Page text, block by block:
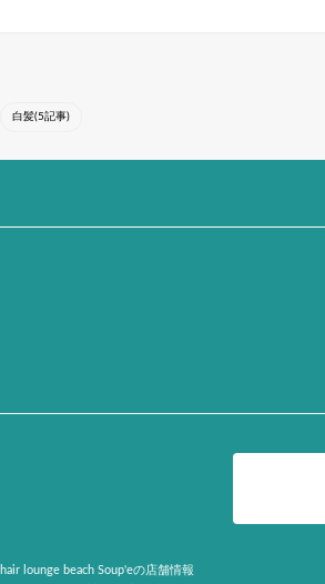
白髪(5記事)
hair lounge beach Soup'eの店舗情報